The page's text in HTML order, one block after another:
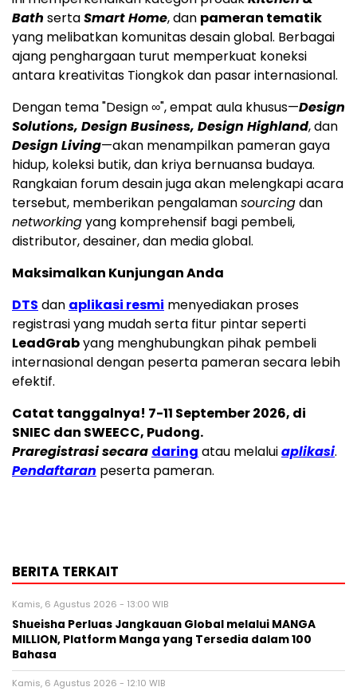
Bath sertaSmart Home, dan pameran tematik
yang melibatkan komunitas desain global. Berbagai
ajang penghargaan turut memperkuat koneksi
antara kreativitas Tiongkok dan pasar internasional.
Dengan tema "Design ∞", empat aula khusus—Design
Solutions, Design Business, Design Highland, dan
Design Living—akan menampilkan pameran gaya
hidup, koleksi butik, dan kriya bernuansa budaya.
Rangkaian forum desain juga akan melengkapi acara
tersebut, memberikan pengalamansourcingdan
networkingyang komprehensif bagi pembeli,
distributor, desainer, dan media global.
Maksimalkan Kunjungan Anda
DTS dan aplikasi resmi menyediakan proses
registrasi yang mudah serta fitur pintar seperti
LeadGrabyang menghubungkan pihak pembeli
internasional dengan peserta pameran secara lebih
efektif.
Catat tanggalnya! 7-11 September 2026, di
SNIEC dan SWEECC, Pudong.
Praregistrasi secara daring atau melaluiaplikasi.
Pendaftaran peserta pameran.
BERITA TERKAIT
Kamis, 6 Agustus 2026 - 13:00 WIB
Shueisha Perluas Jangkauan Global melalui MANGA
MILLION, Platform Manga yang Tersedia dalam 100
Bahasa
Kamis, 6 Agustus 2026 - 12:10 WIB